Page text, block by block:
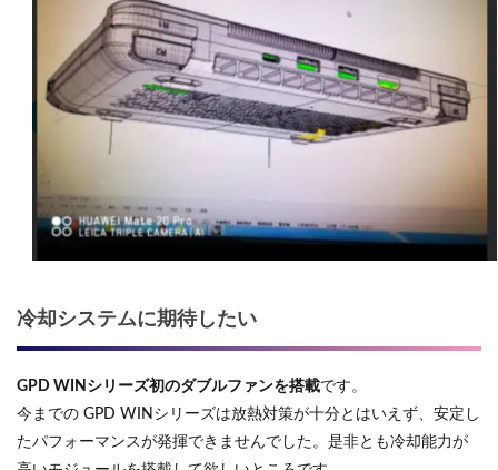
冷却システムに期待したい
GPD WINシリーズ初のダブルファンを搭載です。
今までの GPD WINシリーズは放熱対策が十分とはいえず、安定し
たパフォーマンスが発揮できませんでした。是非とも冷却能力が